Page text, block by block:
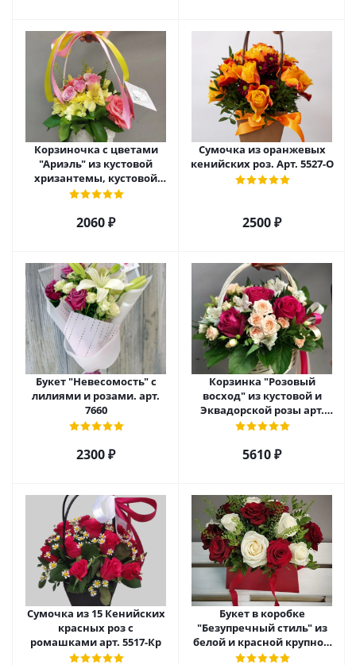
Корзиночка с цветами
"Ариэль" из кустовой
хризантемы, кустовой
розы и альстромерии арт.
2060 ₽
Сумочка из оранжевых
кенийских роз. Арт. 5527-О
2500 ₽
Букет "Невесомость" с
лилиями и розами. арт.
7660
2300 ₽
Корзинка "Розовый
восход" из кустовой и
Эквадорской розы арт.
5520
5610 ₽
Сумочка из 15 Кенийских
красных роз с
ромашками арт. 5517-Кр
Букет в коробке
"Безупречный стиль" из
белой и красной крупной
розы Эквадор. арт. 5515